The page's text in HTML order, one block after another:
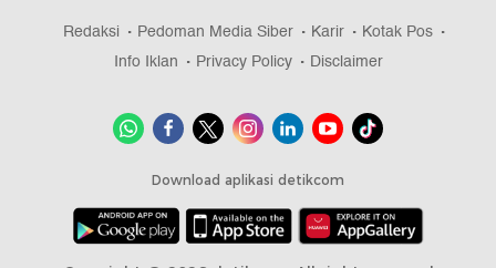
Redaksi Pedoman Media Siber Karir
Kotak Pos
Info Iklan
Privacy Policy Disclaimer
Download aplikasi detikcom